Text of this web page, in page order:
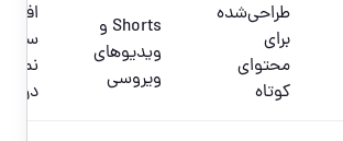
طراحی‌شده
برای
محتوای
کوتاه
Shorts و
ویدیوهای
ویروسی
سریع
درآمد